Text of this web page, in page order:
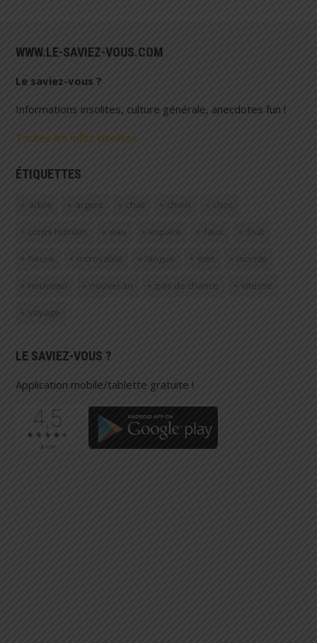
WWW.LE-SAVIEZ-VOUS.COM
Le saviez-vous ?
Informations insolites, culture générale, anecdotes fun !
Toutes les infos insolites
ÉTIQUETTES
arbre argent chat chien choc
corps humain eau espace faux fruit
heure incroyable langue mer monde
nouveau nouvel an pas de chance vitesse
voyage
LE SAVIEZ-VOUS ?
Application mobile/tablette gratuite !